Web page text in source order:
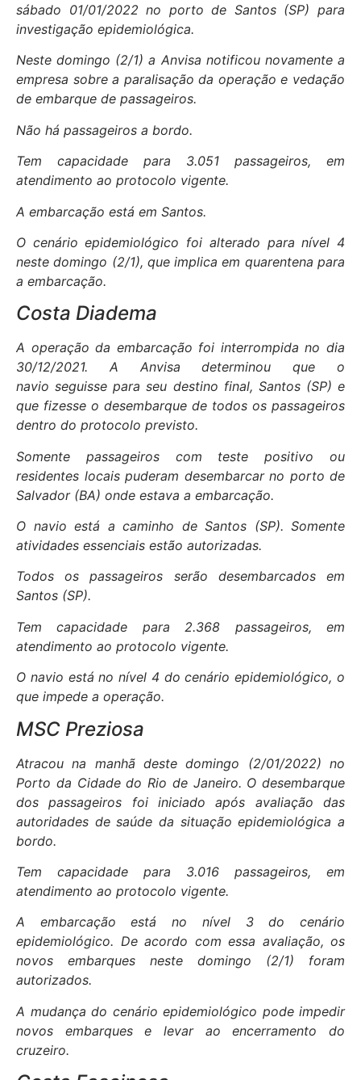
sábado 01/01/2022 no porto de Santos (SP) para
investigação epidemiológica.
Neste domingo (2/1) a Anvisa notificou novamente a
empresa sobre a paralisação da operação e vedação
de embarque de passageiros.
Não há passageiros a bordo.
Tem capacidade para 3.051 passageiros, em
atendimento ao protocolo vigente.
A embarcação está em Santos.
O cenário epidemiológico foi alterado para nível 4
neste domingo (2/1), que implica em quarentena para
a embarcação.
Costa Diadema
A operação da embarcação foi interrompida no dia
30/12/2021. A Anvisa determinou que o
navio seguisse para seu destino final, Santos (SP) e
que fizesse o desembarque de todos os passageiros
dentro do protocolo previsto.
Somente passageiros com teste positivo ou
residentes locais puderam desembarcar no porto de
Salvador (BA) onde estava a embarcação.
O navio está a caminho de Santos (SP). Somente
atividades essenciais estão autorizadas.
Todos os passageiros serão desembarcados em
Santos (SP).
Tem capacidade para 2.368 passageiros, em
atendimento ao protocolo vigente.
O navio está no nível 4 do cenário epidemiológico, o
que impede a operação.
MSC Preziosa
Atracou na manhã deste domingo (2/01/2022) no
Porto da Cidade do Rio de Janeiro. O desembarque
dos passageiros foi iniciado após avaliação das
autoridades de saúde da situação epidemiológica a
bordo.
Tem capacidade para 3.016 passageiros, em
atendimento ao protocolo vigente.
A embarcação está no nível 3 do cenário
epidemiológico. De acordo com essa avaliação, os
novos embarques neste domingo (2/1) foram
autorizados.
A mudança do cenário epidemiológico pode impedir
novos embarques e levar ao encerramento do
cruzeiro.